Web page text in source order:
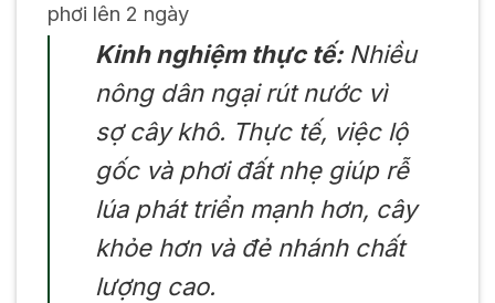
phơi lên 2 ngày
Kinh nghiệm thực tế:Nhiều
nông dân ngại rút nước vì
sợ cây khô. Thực tế, việc lộ
gốc và phơi đất nhẹ giúp rễ
lúa phát triển mạnh hơn, cây
khỏe hơn và đẻ nhánh chất
lượng cao.